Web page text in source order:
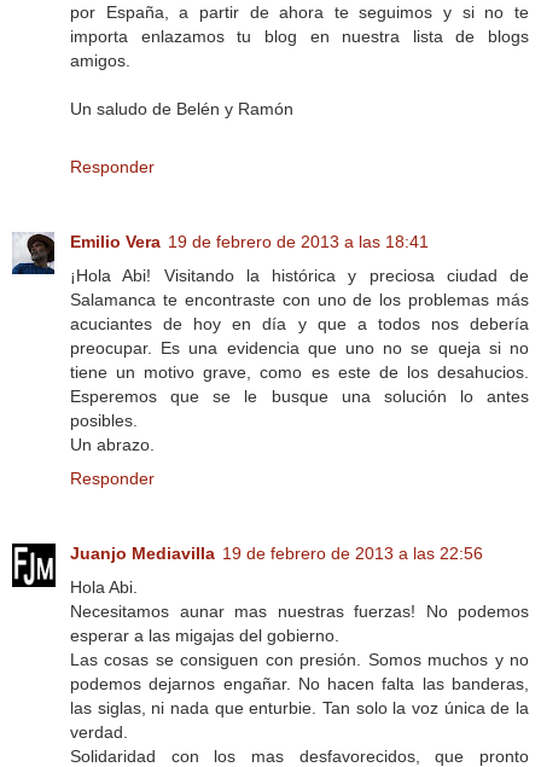
por España, a partir de ahora te seguimos y si no te
importa enlazamos tu blog en nuestra lista de blogs
amigos.
Un saludo de Belén y Ramón
Responder
Emilio Vera 19 de febrero de 2013 a las 18:41
¡Hola Abi! Visitando la histórica y preciosa ciudad de
Salamanca te encontraste con uno de los problemas más
acuciantes de hoy en día y que a todos nos debería
preocupar. Es una evidencia que uno no se queja si no
tiene un motivo grave, como es este de los desahucios.
Esperemos que se le busque una solución lo antes
posibles.
Un abrazo.
Responder
Juanjo Mediavilla 19 de febrero de 2013 a las 22:56
Hola Abi.
Necesitamos aunar mas nuestras fuerzas! No podemos
esperar a las migajas del gobierno.
Las cosas se consiguen con presión. Somos muchos y no
podemos dejarnos engañar. No hacen falta las banderas,
las siglas, ni nada que enturbie. Tan solo la voz única de la
verdad.
Solidaridad con los mas desfavorecidos, que pronto